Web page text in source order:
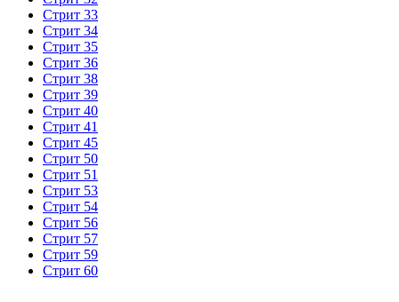
Стрит 33
Стрит 34
Стрит 35
Стрит 36
Стрит 38
Стрит 39
Стрит 40
Стрит 41
Стрит 45
Стрит 50
Стрит 51
Стрит 53
Стрит 54
Стрит 56
Стрит 57
Стрит 59
Стрит 60